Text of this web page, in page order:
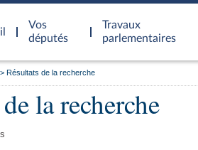
Vos
députés
Travaux
parlementaires
Résultats de la recherche
la recherche